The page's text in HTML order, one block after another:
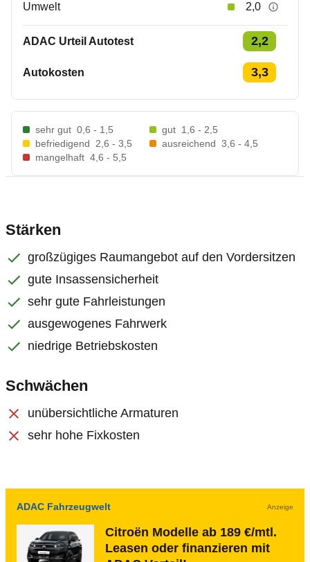
Umwelt 2,0
ADAC Urteil Autotest 2,2
Autokosten 3,3
sehr gut 0,6 - 1,5 gut 1,6 - 2,5
befriedigend
2,6 - 3,5 ausreichend 3,6 - 4,5
mangelhaft 4,6 - 5,5
Stärken
großzügiges Raumangebot auf den Vordersitzen
gute Insassensicherheit
sehr gute Fahrleistungen
ausgewogenes Fahrwerk
niedrige Betriebskosten
Schwächen
unübersichtliche Armaturen
sehr hohe Fixkosten
ADAC Fahrzeugwelt Anzeige
Citroën Modelle ab 189 €/mtl.
Leasen oder finanzieren mit